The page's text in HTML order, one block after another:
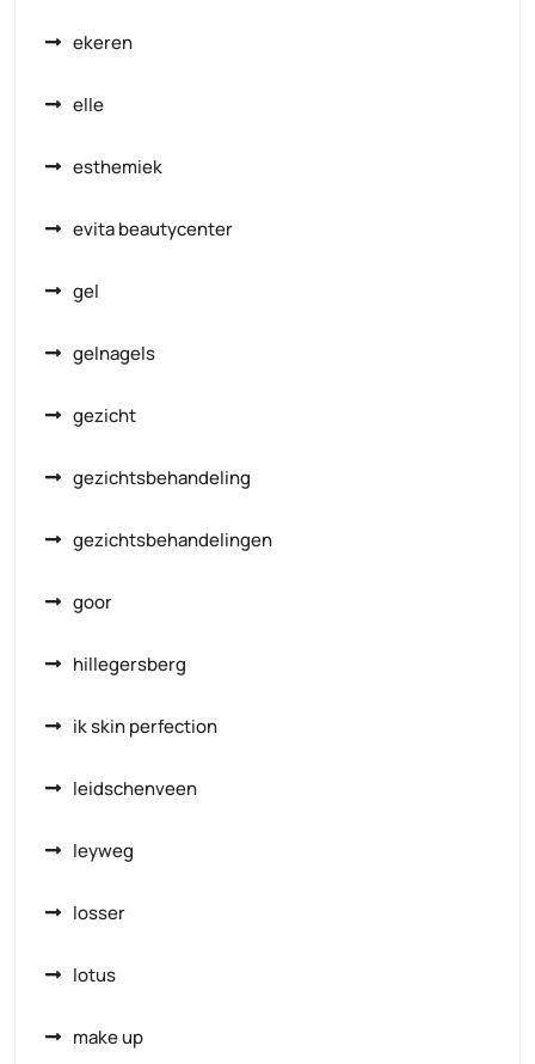
ekeren
elle
esthemiek
evita beautycenter
gel
gelnagels
gezicht
gezichtsbehandeling
gezichtsbehandelingen
goor
hillegersberg
ik skin perfection
leidschenveen
leyweg
losser
lotus
make up